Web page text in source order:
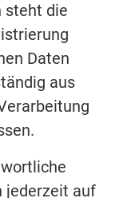
steht die
Daten
aus
jederzeit auf